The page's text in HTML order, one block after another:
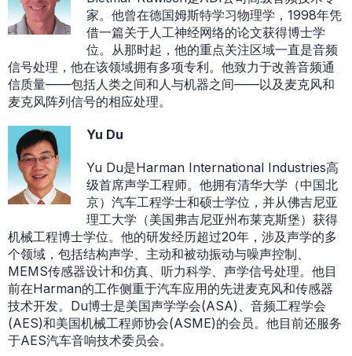
家。他曾在德国姆斯特学习物理学，1998年凭
借一篇关于人工神经网络的论文获得博士学
位。从那时起，他的重点关注区域一直是音频
信号处理，他在该领域拥有多项专利。他致力于改善音频通
信质量——包括人类之间和人与机器之间——以及麦克风和
麦克风阵列信号的相应处理。
Yu Du
Yu Du是Harman International Industries高
级首席声学工程师。他拥有清华大学（中国北
京）汽车工程学士和硕士学位，并从佛吉尼亚
理工大学（美国弗吉尼亚州布莱克斯堡）获得
机械工程博士学位。他的研发经历超过20年，涉及声学的多
个领域，包括结构声学、主动和被动振动与噪声控制、
MEMS传感器设计和仿真、听力科学、声学信号处理。他目
前在Harman的工作侧重于汽车应用的先进麦克风和传感器
技术开发。Du博士是美国声学学会(ASA)、音频工程学会
(AES)和美国机械工程师协会(ASME)的会员。他目前还服务
于AES汽车音响技术委员会。